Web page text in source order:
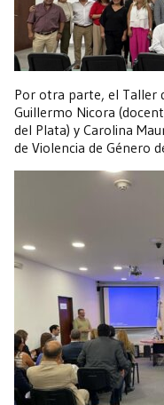
Por otra parte, el Taller
Guillermo Nicora
del Plata) y Carolina
de Violencia de Género